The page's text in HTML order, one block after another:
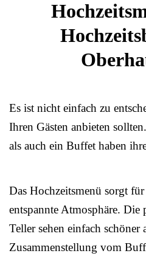
Es ist nicht einfach zu
Ihren Gästen anbieten
als auch ein Buffet haben
Das Hochzeitsmenü sorgt
entspannte Atmosphäre. Die
Teller sehen einfach schöner
Zusammenstellung vom